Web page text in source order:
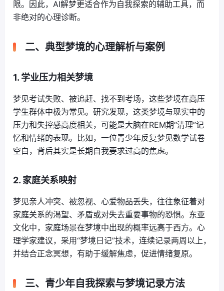
限。因此，AI解梦更适合作为自我探索的辅助工具，而
非绝对的心理诊断。
二、典型梦境的心理解析与案例
1. 学业压力相关梦境
梦见考试失败、被追赶、找不到考场，这些梦境在高压
学生群体中极为常见。研究发现，这类梦境与现实中的
压力和失控感高度相关，可能是大脑在REM期“清理”记
忆和情绪的表现。比如，一位青少年反复梦见数学试卷
空白，背后其实是长期自我要求过高的焦虑。
2. 家庭关系映射
梦见亲人冲突、被忽视、心爱物品丢失，往往象征着对
家庭关系的渴望、矛盾或对失去重要事物的恐惧。东亚
文化中，家庭场景在梦境中出现的概率远高于西方。心
理学家建议，采用“梦境日记”技术，连续记录两周以上，
并结合正念冥想，有助于缓解焦虑，促进情绪复原。
三、青少年自我探索与梦境记录方法